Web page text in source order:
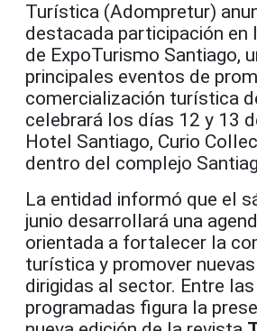
Turística (Adompretur)
destacada participación en
de ExpoTurismo Santiago,
principales eventos de
comercialización turística
celebrará los días 12 y 13
Hotel Santiago, Curio
dentro del complejo
La entidad informó que el
junio desarrollará una
orientada a fortalecer la
turística y promover
dirigidas al sector. Entre
programadas figura la